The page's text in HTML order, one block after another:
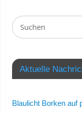
Aktuelle
Blaulicht Borken auf